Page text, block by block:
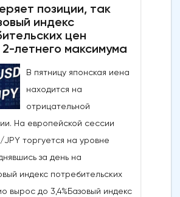
скорее всего, является
тренда, а не новым бычьим
уровни, на которые
США откроет путь к
откату к 4 333-4 309
и, возможно, к 4 267-4 243
США, в то время как явный
4 500 долларов США сведет
тренд (от 1 до 3
в сторону
позиции, так
индекс
цен
2-летнего максимума
В пятницу японская иена
находится на
отрицательной
На европейской сессии
JPY торгуется на уровне
за день на
индекс потребительских
вырос до 3,4%Базовый индекс